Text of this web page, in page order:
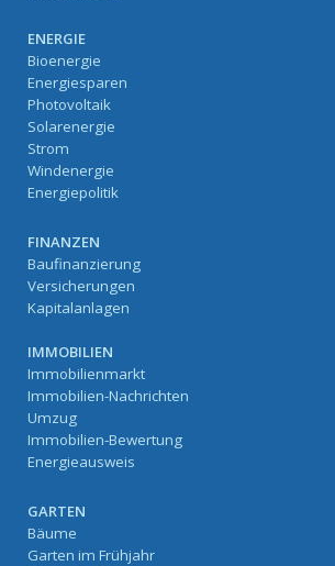
ENERGIE
Bioenergie
Energiesparen
Photovoltaik
Solarenergie
Strom
Windenergie
Energiepolitik
FINANZEN
Baufinanzierung
Versicherungen
Kapitalanlagen
IMMOBILIEN
Immobilienmarkt
Immobilien-Nachrichten
Umzug
Immobilien-Bewertung
Energieausweis
GARTEN
Bäume
Garten im Frühjahr